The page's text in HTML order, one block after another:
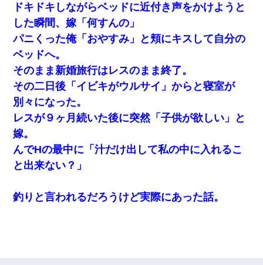
ドキドキしながらベッドに近付き声をかけようと
した瞬間、嫁「何すんの」
パニくった俺「おやすみ」と頬にキスして自分の
ベッドへ。
そのまま新婚旅行はレスのまま終了。
その二日後「イビキがウルサイ」からと寝室が
別々になった。
レスが９ヶ月続いた後に突然「子供が欲しい」と
嫁。
んでHの最中に「汁だけ出して私の中に入れるこ
と出来ない？」
釣りと言われるだろうけど実際にあった話。